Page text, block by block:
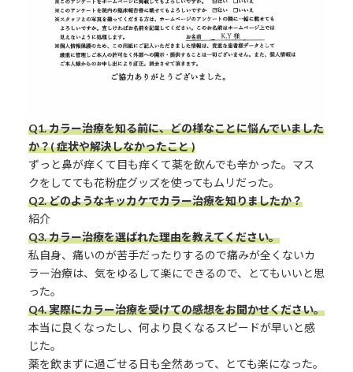
Q1. カラー治療を知る前に、どの様なことに悩んでいました
か？( 症状や解決しなかったこと )
ずっと鼻が痒くて目も痒くて薬を飲んでも辛かった。マス
クをしてても花粉症グッズを使ってもムリだった。
Q2. どのようなキッカケでカラー治療を知りましたか？
紹介
Q3.カラー治療を選ばれた理由を教えてください。
私自身、痛いのが苦手だったりするので痛みが全くないカ
ラー治療は、気をゆるして楽にできるので、とてもいいと思
った。
Q4. 実際にカラー治療を受けての感想をお聞かせください。
本当に良くなったし、何より良くなるスピードが早いと感
じた。
薬を飲まずに過ごせる日も全然あって、とても楽になった。